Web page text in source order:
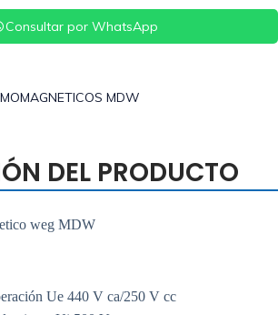
Consultar por WhatsApp
MDW
DEL PRODUCTO
weg MDW
Ue 440 V ca/250 V cc